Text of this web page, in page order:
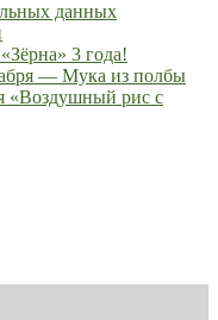
данных
3 года!
— Мука из полбы
рис с